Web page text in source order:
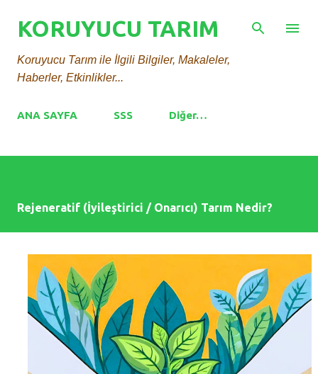
KORUYUCU TARIM
Koruyucu Tarım ile İlgili Bilgiler, Makaleler,
Haberler, Etkinlikler...
ANA SAYFA SSS Diğer…
Rejeneratif (İyileştirici / Onarıcı) Tarım Nedir?